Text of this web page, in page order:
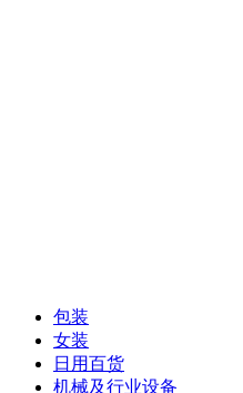
包装
女装
日用百货
机械及行业设备